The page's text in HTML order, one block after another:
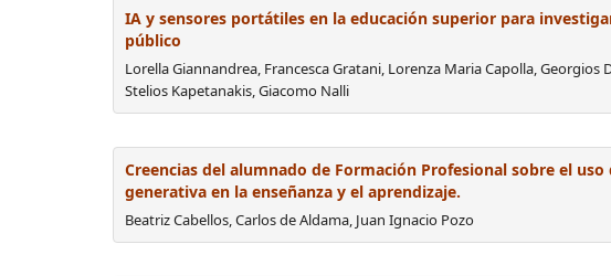
IA y sensores portátiles en la educación superior para
público
Lorella Giannandrea, Francesca Gratani, Lorenza Maria Capolla, Georgios
Stelios Kapetanakis, Giacomo Nalli
Creencias del alumnado de Formación Profesional sobre el
generativa en la enseñanza y el aprendizaje.
Beatriz Cabellos, Carlos de Aldama, Juan Ignacio Pozo